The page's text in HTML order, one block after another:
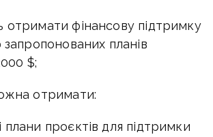
отримати фінансову підтримку
запропонованих планів
$;
отримати:
проєктів для підтримки